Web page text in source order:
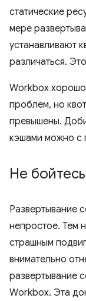
статические
мере
устанавливают
различаться.
Workbox хорошо
проблем, но
превышены.
кэшами можно
Не бойтесь
Развертывание
непростое. Тем
страшным
внимательно
развертывание
Workbox. Эта